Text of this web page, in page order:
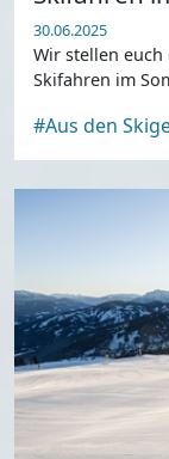
30.06.2025
Wir stellen euch
Skifahren im
#Aus den